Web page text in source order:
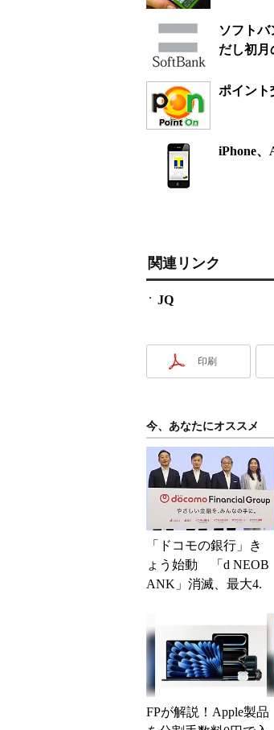
ソフト
だし初月
ポイント
iPhone
関連リンク
JQ
印刷
今、あなたにオススメ
「ドコモの銀行」き
ょう始動 「d NEOB
ANK」消滅、最大4.
FPが解説！Apple製品